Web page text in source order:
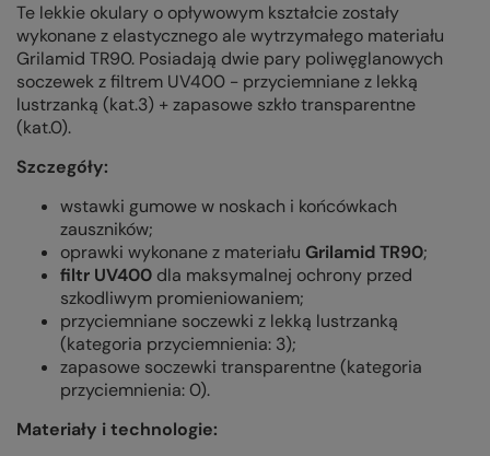
Te lekkie okulary o opływowym kształcie zostały
wykonane z elastycznego ale wytrzymałego materiału
Grilamid TR90. Posiadają dwie pary poliwęglanowych
soczewek z filtrem UV400 - przyciemniane z lekką
lustrzanką (kat.3) + zapasowe szkło transparentne
(kat.0).
Szczegóły:
wstawki gumowe w noskach i końcówkach
zauszników;
oprawki wykonane z materiału Grilamid TR90;
filtr UV400 dla maksymalnej ochrony przed
szkodliwym promieniowaniem;
przyciemniane soczewki z lekką lustrzanką
(kategoria przyciemnienia: 3);
zapasowe soczewki transparentne (kategoria
przyciemnienia: 0).
Materiały i technologie: